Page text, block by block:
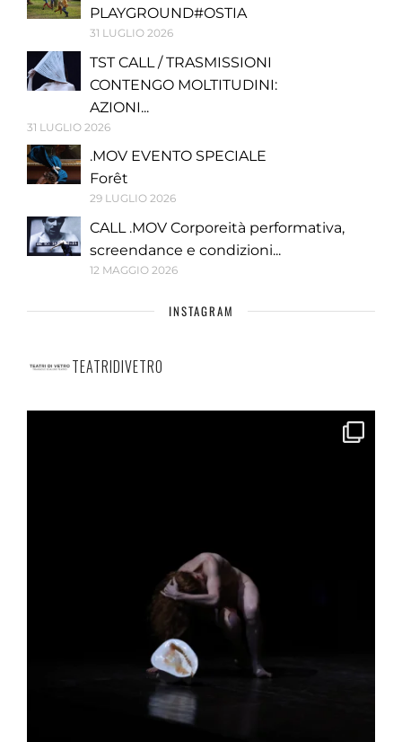
PLAYGROUND#OSTIA
31 LUGLIO 2026
TST CALL / TRASMISSIONI
CONTENGO MOLTITUDINI:
AZIONI...
31 LUGLIO 2026
.MOV EVENTO SPECIALE
Forêt
29 LUGLIO 2026
CALL .MOV Corporeità performativa,
screendance e condizioni...
12 MAGGIO 2026
INSTAGRAM
TEATRIDIVETRO